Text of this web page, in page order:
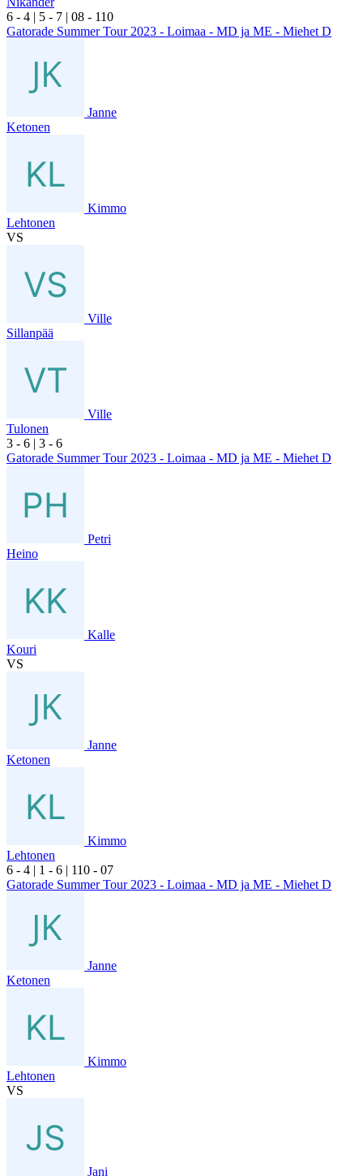
6 - 4 | 5 - 7 | 08 - 110
Gatorade Summer Tour 2023 - Loimaa - MD ja ME - Miehet D
Janne
Ketonen
Kimmo
Lehtonen
VS
Ville
Sillanpää
Ville
Tulonen
3 - 6 | 3 - 6
Gatorade Summer Tour 2023 - Loimaa - MD ja ME - Miehet D
Petri
Heino
Kalle
Kouri
VS
Janne
Ketonen
Kimmo
Lehtonen
6 - 4 | 1 - 6 | 110 - 07
Gatorade Summer Tour 2023 - Loimaa - MD ja ME - Miehet D
Janne
Ketonen
Kimmo
Lehtonen
VS
Jani